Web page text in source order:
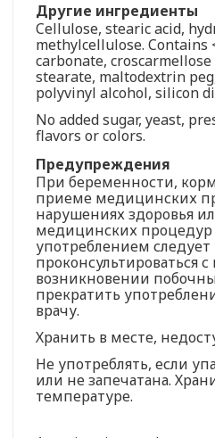
Другие ингредиенты
Cellulose, stearic acid,
methylcellulose. Contains
carbonate,
stearate, maltodextrin
polyvinyl alcohol, silicon
No added sugar, yeast,
flavors or colors.
Предупреждения
При беременности,
приеме медицинских
нарушениях здоровья
медицинских
употреблением следует
проконсультироваться
возникновении
прекратить
врачу.
Хранить в месте,
Не употреблять, если
или не запечатана.
температуре.